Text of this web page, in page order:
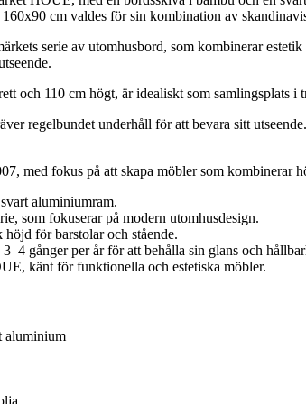
cm valdes för sin kombination av
serie av utomhusbord, som kombinerar
och 110 cm högt, är idealiskt som samlingsplats
regelbundet underhåll för att bevara sitt
med fokus på att skapa möbler som
aluminiumram.
som fokuserar på modern utomhusdesign.
för barstolar och stående.
gånger per år för att behålla sin glans och
känt för funktionella och estetiska möbler.
aluminium